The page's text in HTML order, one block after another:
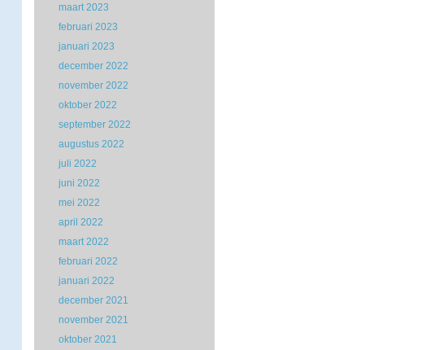
maart 2023
februari 2023
januari 2023
december 2022
november 2022
oktober 2022
september 2022
augustus 2022
juli 2022
juni 2022
mei 2022
april 2022
maart 2022
februari 2022
januari 2022
december 2021
november 2021
oktober 2021